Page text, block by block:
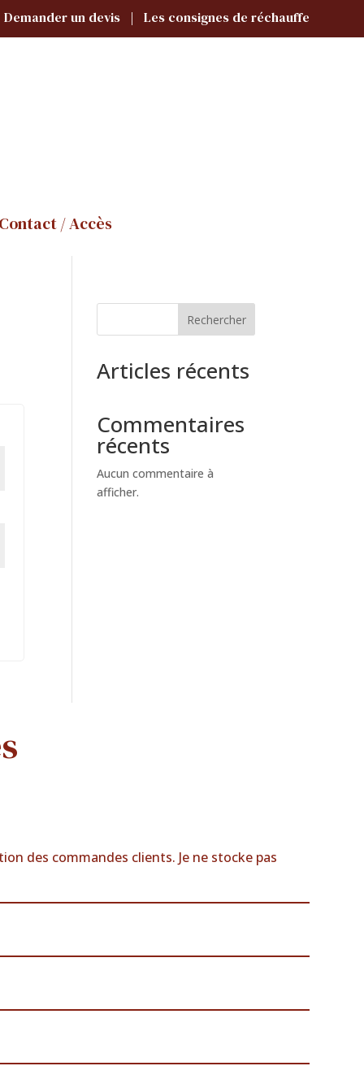
Demander un devis| Les consignes de réchauffe
/ Accès
Rechercher
Articles récents
Commentaires
récents
Aucun commentaire à
afficher.
des commandes clients. Je ne stocke pas